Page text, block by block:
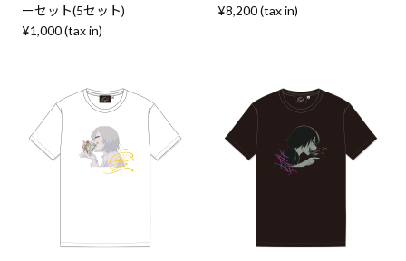
ーセット(5セット)
¥1,000 (tax in)
¥8,200 (tax in)